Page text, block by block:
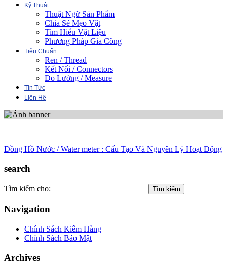
Kỹ Thuật
Thuật Ngữ Sản Phẩm
Chia Sẻ Mẹo Vặt
Tìm Hiểu Vật Liệu
Phương Pháp Gia Công
Tiêu Chuẩn
Ren / Thread
Kết Nối / Connectors
Đo Lường / Measure
Tin Tức
Liên Hệ
Đồng Hồ Nước / Water meter : Cấu Tạo Và Nguyên Lý Hoạt Động
search
Tìm kiếm cho:
Navigation
Chính Sách Kiểm Hàng
Chính Sách Bảo Mật
Archives